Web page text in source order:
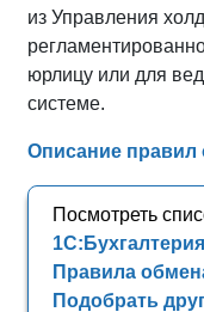
из Управления
юрлицу или для
системе.
Описание правил
Посмотреть
1С:Бухгалтерия
Правила
Подобрать